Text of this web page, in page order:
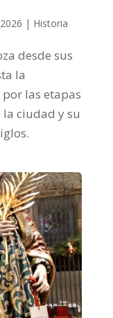
| Historia
desde sus
la
las etapas
ciudad y su